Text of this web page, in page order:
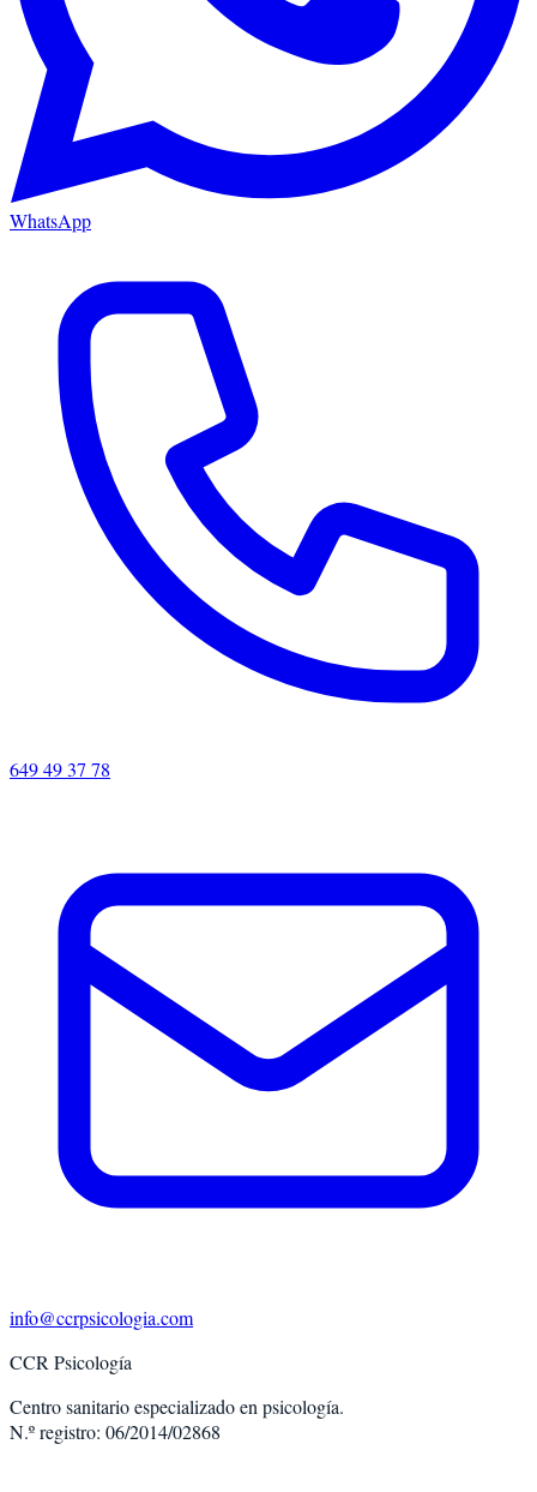
WhatsApp
649 49 37 78
info@ccrpsicologia.com
CCR Psicología
Centro sanitario especializado en psicología.
N.º registro: 06/2014/02868